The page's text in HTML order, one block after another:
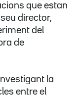
que estan
director,
del
de
la
entre el